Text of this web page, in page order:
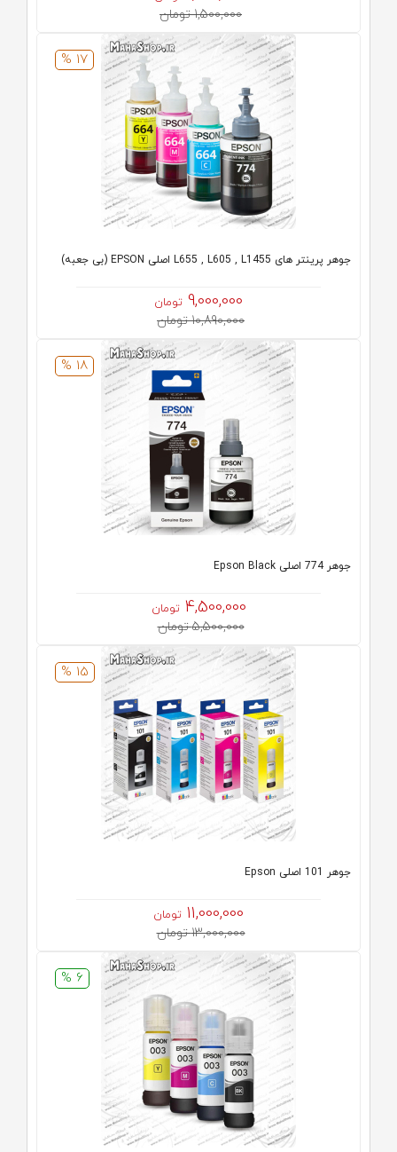
1,500,000 تومان
17 %
جوهر پرینتر های L655 , L605 , L1455 اصلی EPSON (بی جعبه)
9,000,000 تومان
10,890,000 تومان
18 %
جوهر 774 اصلی Epson Black
4,500,000 تومان
5,500,000 تومان
15 %
جوهر 101 اصلی Epson
11,000,000 تومان
13,000,000 تومان
6 %